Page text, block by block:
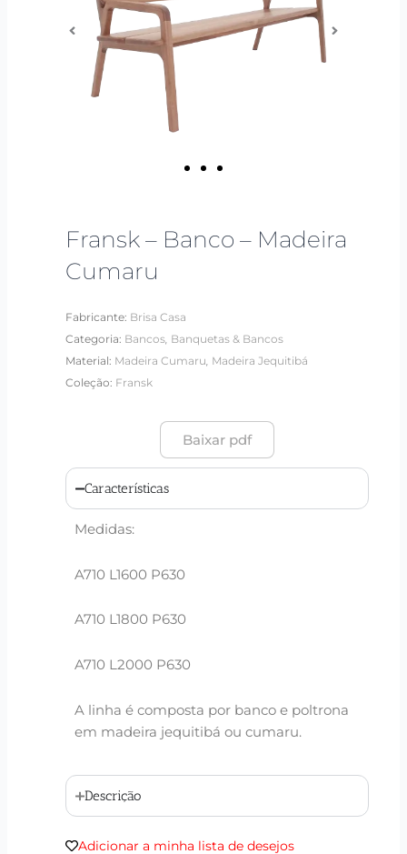
Fransk – Banco – Madeira
Cumaru
Fabricante: Brisa Casa
Categoria: Bancos, Banquetas & Bancos
Material: Madeira Cumaru, Madeira Jequitibá
Coleção: Fransk
Baixar pdf
Características
Medidas:
A710 L1600 P630
A710 L1800 P630
A710 L2000 P630
A linha é composta por banco e poltrona
em madeira jequitibá ou cumaru.
Descrição
Adicionar a minha lista de desejos